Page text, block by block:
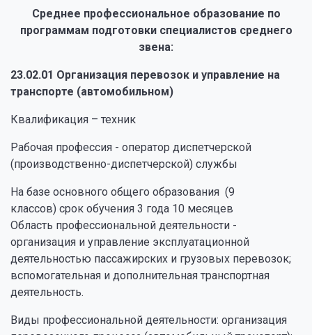
Среднее профессиональное образование по
программам подготовки специалистов среднего
звена:
23.02.01 Организация перевозок и управление на
транспорте (автомобильном)
Квалификация – техник
Рабочая профессия - оператор диспетчерской
(производственно-диспетчерской) службы
На базе основного общего образования (9
классов) срок обучения 3 года 10 месяцев
Область профессиональной деятельности -
организация и управление эксплуатационной
деятельностью пассажирских и грузовых перевозок;
вспомогательная и дополнительная транспортная
деятельность.
Виды профессиональной деятельности: организация